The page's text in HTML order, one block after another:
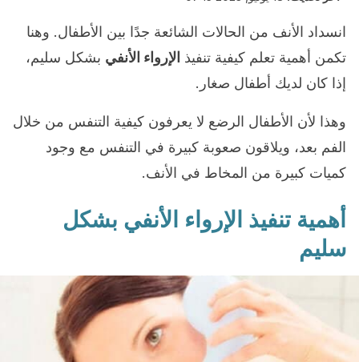
انسداد الأنف من الحالات الشائعة جدًا بين الأطفال. وهنا
تكمن أهمية تعلم كيفية تنفيذ الإرواء الأنفي بشكل سليم،
إذا كان لديك أطفال صغار.
وهذا لأن الأطفال الرضع لا يعرفون كيفية التنفس من خلال
الفم بعد، ويلاقون صعوبة كبيرة في التنفس مع وجود
كميات كبيرة من المخاط في الأنف.
أهمية تنفيذ الإرواء الأنفي بشكل
سليم